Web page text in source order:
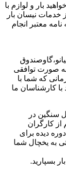
بار و لوازم با
خدمات نیسان بار
معتبر انجام
صورت توافقی
که شما با
با کارشناسان ما
سنگین در
کارگران
دیده برای
به یخچال شما
بسپارید.